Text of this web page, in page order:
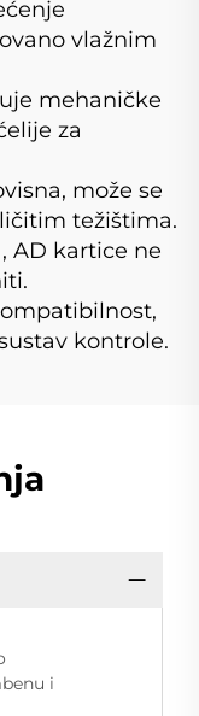
vlažnim
mehaničke
za
može se
težištima.
AD kartice ne
kontrole.
i